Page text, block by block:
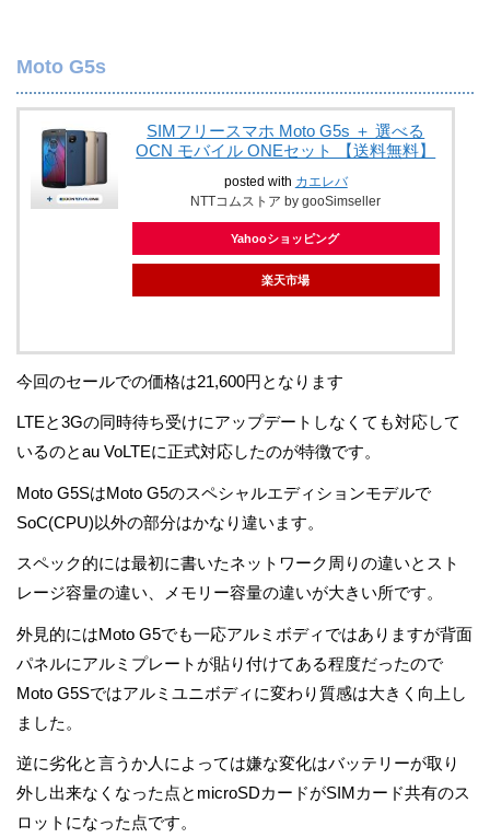
Moto G5s
SIMフリースマホ Moto G5s ＋ 選べる
OCN モバイル ONEセット 【送料無料】
posted with カエレバ
NTTコムストア by gooSimseller
Yahooショッピング
楽天市場
今回のセールでの価格は21,600円となります
LTEと3Gの同時待ち受けにアップデートしなくても対応して
いるのとau VoLTEに正式対応したのが特徴です。
Moto G5SはMoto G5のスペシャルエディションモデルで
SoC(CPU)以外の部分はかなり違います。
スペック的には最初に書いたネットワーク周りの違いとスト
レージ容量の違い、メモリー容量の違いが大きい所です。
外見的にはMoto G5でも一応アルミボディではありますが背面
パネルにアルミプレートが貼り付けてある程度だったので
Moto G5Sではアルミユニボディに変わり質感は大きく向上し
ました。
逆に劣化と言うか人によっては嫌な変化はバッテリーが取り
外し出来なくなった点とmicroSDカードがSIMカード共有のス
ロットになった点です。